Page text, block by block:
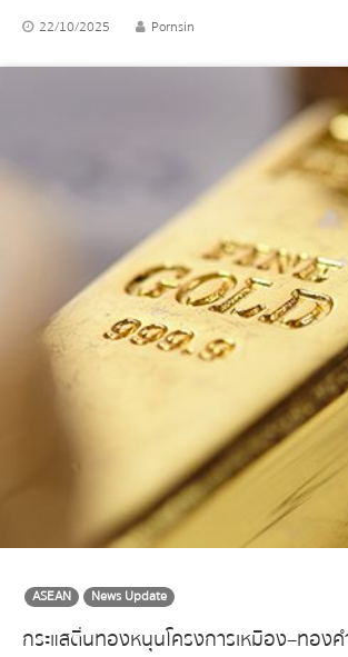
22/10/2025 Pornsin
ASEAN News Update
กระแสตื่นทองหนุนโครงการเหมือง–ทอง